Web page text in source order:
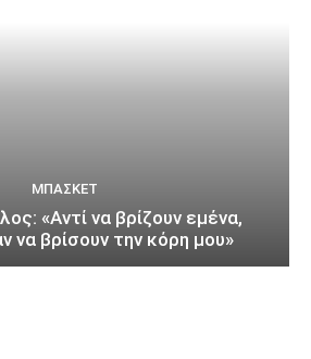
ΜΠΆΣΚΕΤ
«Αντί να βρίζουν εμένα,
να βρίσουν την κόρη μου»